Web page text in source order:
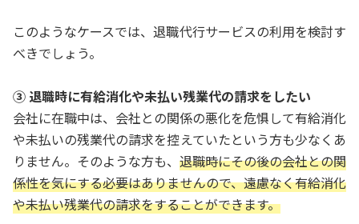
このようなケースでは、退職代行サービスの利用を検討す
べきでしょう。
③ 退職時に有給消化や未払い残業代の請求をしたい
会社に在職中は、会社との関係の悪化を危惧して有給消化
や未払いの残業代の請求を控えていたという方も少なくあ
りません。そのような方も、 退職時にその後の会社との関
係性を気にする必要はありませんので、遠慮なく有給消化
や未払い残業代の請求をすることができます。